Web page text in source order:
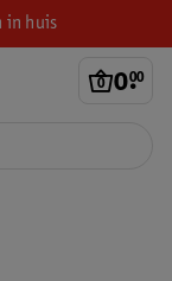
in huis
0.
00